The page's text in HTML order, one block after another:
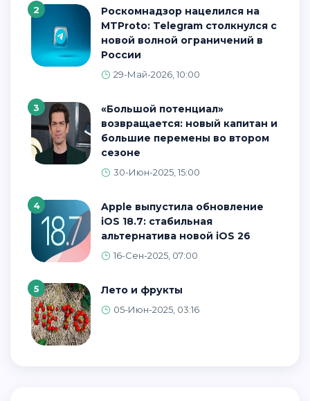
2
Роскомнадзор нацелился на
MTProto: Telegram столкнулся с
новой волной ограничений в
России
29-Май-2026, 10:00
3
«Большой потенциал»
возвращается: новый капитан и
большие перемены во втором
сезоне
30-Июн-2025, 15:00
4
Apple выпустила обновление
iOS 18.7: стабильная
альтернатива новой iOS 26
16-Сен-2025, 07:00
5 Лето и фрукты
05-Июн-2025, 03:16